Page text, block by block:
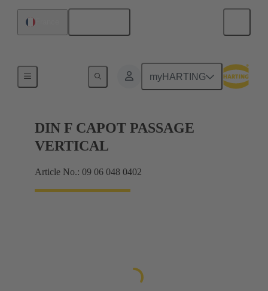
myHARTING
DIN F CAPOT PASSAGE
VERTICAL
Article No.: 09 06 048 0402